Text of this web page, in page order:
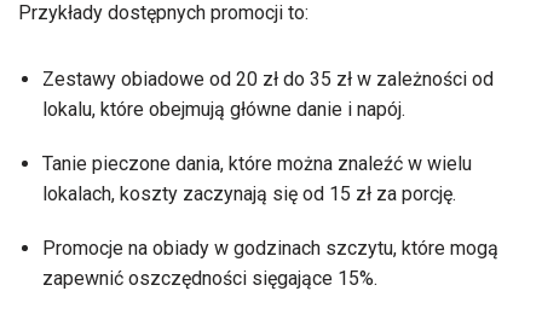
Przykłady dostępnych promocji to:
Zestawy obiadowe od 20 zł do 35 zł w zależności od
lokalu, które obejmują główne danie i napój.
Tanie pieczone dania, które można znaleźć w wielu
lokalach, koszty zaczynają się od 15 zł za porcję.
Promocje na obiady w godzinach szczytu, które mogą
zapewnić oszczędności sięgające 15%.